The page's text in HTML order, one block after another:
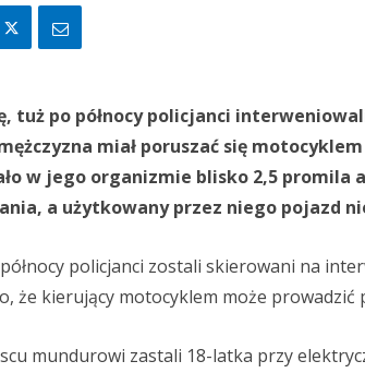
tuż po północy policjanci
miał poruszać się
w jego organizmie blisko 2,5 promila
a użytkowany przez niego pojazd
policjanci zostali skierowani na
że kierujący motocyklem może prowadzić
mundurowi zastali 18-latka przy